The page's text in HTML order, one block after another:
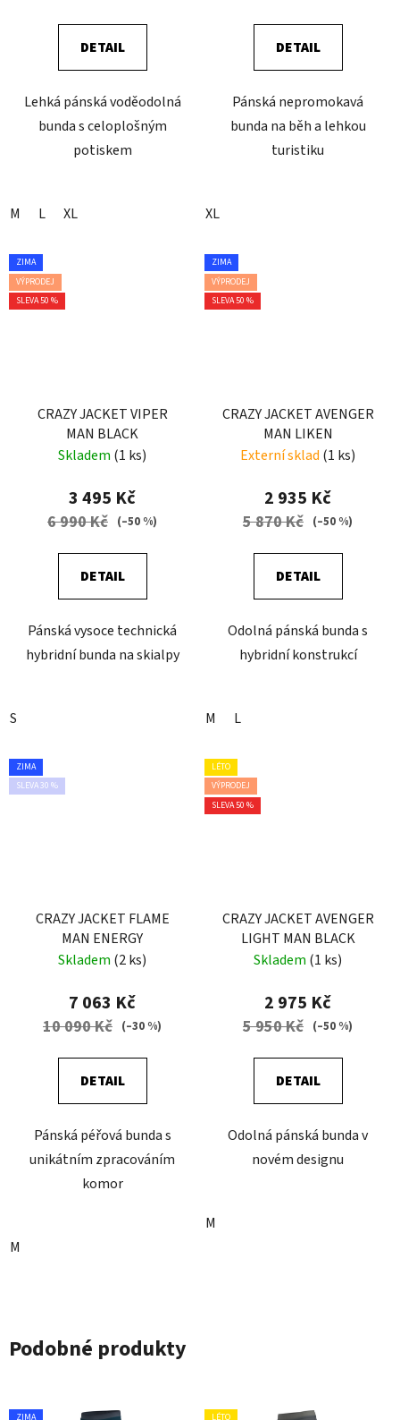
DETAIL
Lehká pánská voděodolná
bunda s celoplošným
potiskem
M L XL
DETAIL
Pánská nepromokavá
bunda na běh a lehkou
turistiku
XL
ZIMA
VÝPRODEJ
SLEVA 50 %
CRAZY JACKET VIPER
MAN BLACK
Skladem (1 ks)
3 495 Kč
6 990 Kč (–50 %)
DETAIL
Pánská vysoce technická
hybridní bunda na skialpy
S
ZIMA
VÝPRODEJ
SLEVA 50 %
CRAZY JACKET AVENGER
MAN LIKEN
Externí sklad (1 ks)
2 935 Kč
5 870 Kč (–50 %)
DETAIL
Odolná pánská bunda s
hybridní konstrukcí
M L
ZIMA
SLEVA 30 %
CRAZY JACKET FLAME
MAN ENERGY
Skladem (2 ks)
7 063 Kč
10 090 Kč (–30 %)
DETAIL
Pánská péřová bunda s
unikátním zpracováním
komor
M
LÉTO
VÝPRODEJ
SLEVA 50 %
CRAZY JACKET AVENGER
LIGHT MAN BLACK
Skladem (1 ks)
2 975 Kč
5 950 Kč (–50 %)
DETAIL
Odolná pánská bunda v
novém designu
M
Podobné produkty
ZIMA
LÉTO